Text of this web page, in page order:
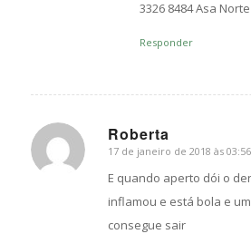
3326 8484 Asa
Responder
Roberta
s
ays:
17 de janeiro de 2018 às 03:56
E quando aperto dói o
inflamou e está bola e
consegue sair